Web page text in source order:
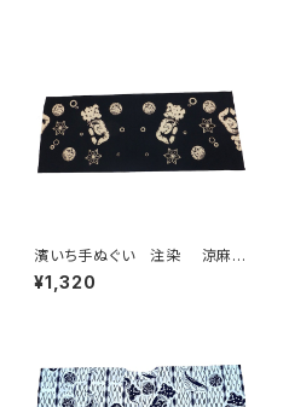
濱いち手ぬぐい 注染 涼麻
柄 黒×オフホワイト 伝統染
色技法 麻模様 特岡 綿10
¥1,320